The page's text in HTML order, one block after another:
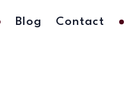
Blog Contact